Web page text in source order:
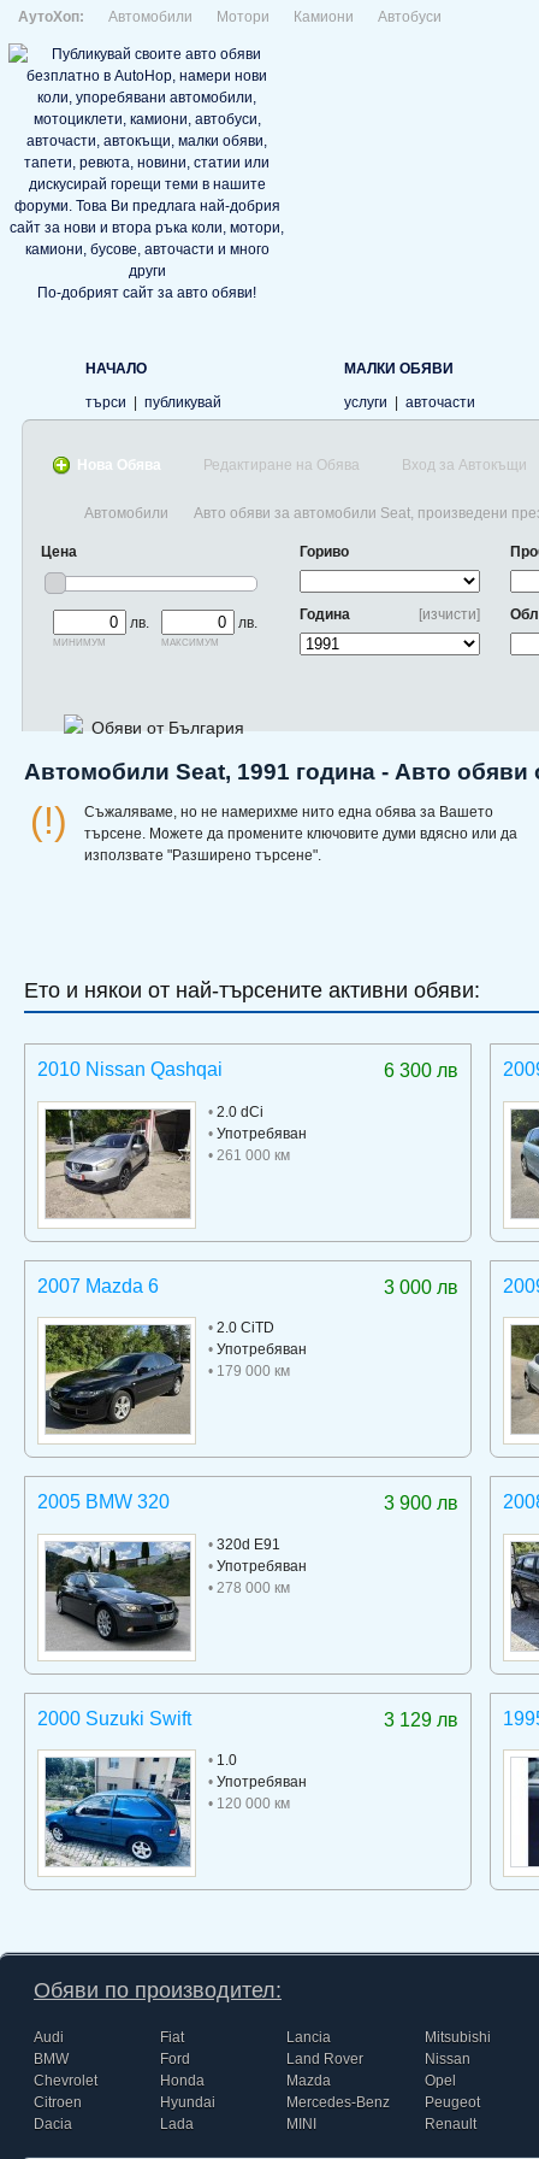
АутоХоп: Автомобили Мотори Камиони Автобуси
По-добрият сайт за авто обяви!
НАЧАЛО
търси
публикувай
МАЛКИ ОБЯВИ
услуги
авточасти
Нова Обява Редактиране на Обява Вход за Автокъщи
Автомобили Авто обяви за автомобили Seat, произведени
Цена
лв.
минимум
лв.
максимум
Гориво
[изчисти]
Година
Обяви от България
Автомобили Seat, 1991 година - Авто обяви
(!)
Съжаляваме, но не намерихме нито една обява за Вашето
търсене. Можете да промените ключовите думи вдясно или да
използвате "Разширено търсене".
Ето и някои от най-търсените активни обяви:
6 300 лв
2010 Nissan Qashqai
• 2.0 dCi
• Употребяван
• 261 000 км
3 000 лв
2007 Mazda 6
• 2.0 CiTD
• Употребяван
• 179 000 км
3 900 лв
2005 BMW 320
• 320d E91
• Употребяван
• 278 000 км
3 129 лв
2000 Suzuki Swift
• 1.0
• Употребяван
• 120 000 км
Обяви по производител:
Audi
BMW
Chevrolet
Citroen
Dacia
Fiat
Ford
Honda
Hyundai
Lada
Lancia
Land Rover
Mazda
Mercedes-Benz
MINI
Mitsubishi
Nissan
Opel
Peugeot
Renault